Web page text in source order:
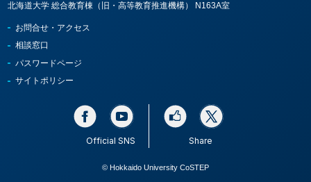
北海道大学 総合教育棟（旧・高等教育推進機構） N163A室
お問合せ・アクセス
相談窓口
パスワードページ
サイトポリシー
Official SNS Share
© Hokkaido University CoSTEP